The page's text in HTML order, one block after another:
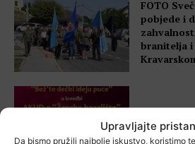
Upravljajte
Da bismo pružili najbolje iskustvo, koristimo
FOTO
pobjede i
branitelja i
Dom